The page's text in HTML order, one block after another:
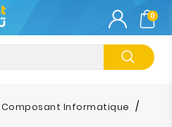
0
Composant Informatique